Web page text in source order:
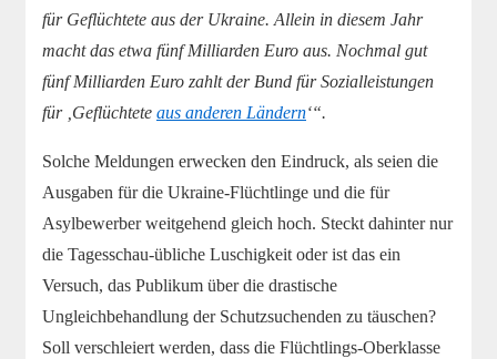
für Geflüchtete aus der Ukraine. Allein in diesem Jahr
macht das etwa fünf Milliarden Euro aus. Nochmal gut
fünf Milliarden Euro zahlt der Bund für Sozialleistungen
für ‚Geflüchtete aus anderen Ländern‘“.
Solche Meldungen erwecken den Eindruck, als seien die
Ausgaben für die Ukraine-Flüchtlinge und die für
Asylbewerber weitgehend gleich hoch. Steckt dahinter nur
die Tagesschau-übliche Luschigkeit oder ist das ein
Versuch, das Publikum über die drastische
Ungleichbehandlung der Schutzsuchenden zu täuschen?
Soll verschleiert werden, dass die Flüchtlings-Oberklasse